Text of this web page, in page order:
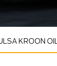
KROON